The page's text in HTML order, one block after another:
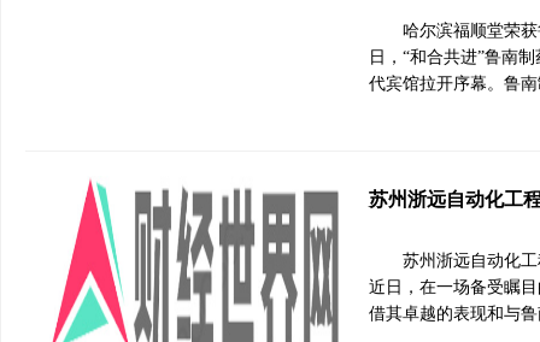
哈尔滨福顺堂荣
日，“和合共进”鲁南
代宾馆拉开序幕。鲁
苏州浙远自动化工
苏州浙远自动化
近日，在一场备受瞩
借其卓越的表现和与